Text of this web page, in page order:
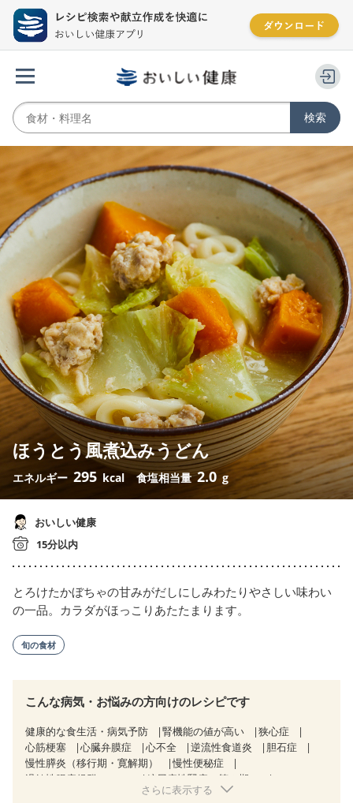
ほうとう風煮込みうどん
エネルギー 295 kcal 食塩相当量2.0 g
おいしい健康
15分以内
とろけたかぼちゃの甘みがだしにしみわたりやさしい味わい
の一品。カラダがほっこりあたたまります。
旬の食材
こんな病気・お悩みの方向けのレシピです
健康的な食生活・病気予防 腎機能の値が高い
狭心症
心筋梗塞
心臓弁膜症 心不全 逆流性食道炎
胆石症
慢性膵炎（移行期・寛解期）
慢性便秘症
過敏性腸症候群（IBS）
糖尿病性腎症（第３期）
CKD（ステージ２）
さらに表示する